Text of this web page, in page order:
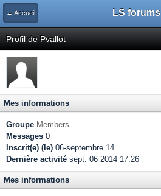
← Accueil LS forums
Profil de Pvallot
Mes informations
Groupe Members
Messages 0
Inscrit(e) (le) 06-septembre 14
Dernière activité sept. 06 2014 17:26
Mes informations